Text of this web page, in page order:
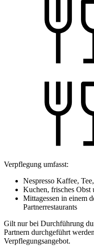
Verpflegung umfasst:
Nespresso Kaffee,
Kuchen, frisches Obst
Mittagessen in einem
Partnerrestaurants
Gilt nur bei Durchführung
Partnern durchgeführt
Verpflegungsangebot.